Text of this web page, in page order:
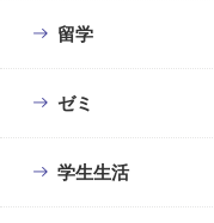
留学
ゼミ
学生生活